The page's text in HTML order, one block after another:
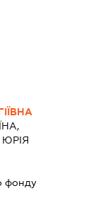
ЮРІЯ
фонду